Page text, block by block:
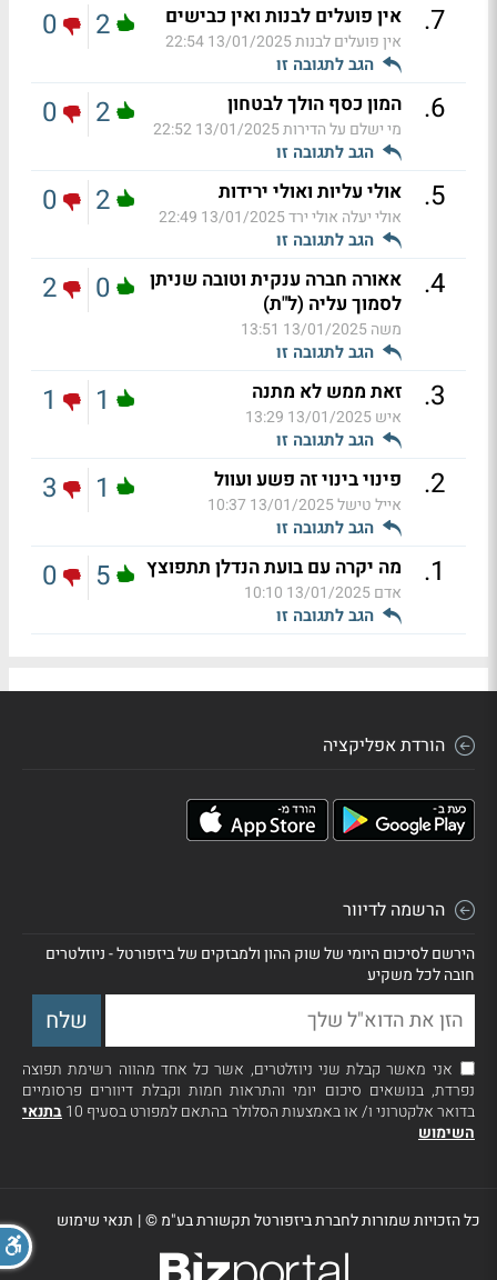
7
. אין פועלים לבנות ואין כבישים
אין פועלים לבנות13/01/2025 22:54
הגב לתגובה זו
2
0
6
. המון כסף הולך לבטחון
מי ישלם על הדירות13/01/2025 22:52
הגב לתגובה זו
2
0
5
. אולי עליות ואולי ירידות
אולי יעלה אולי ירד13/01/2025 22:49
הגב לתגובה זו
2
0
4
.
אאורה חברה ענקית וטובה שניתן
לסמוך עליה (ל"ת)
משה13/01/2025 13:51
הגב לתגובה זו
0
2
3
. זאת ממש לא מתנה
איש13/01/2025 13:29
הגב לתגובה זו
1
1
2
. פינוי בינוי זה פשע ועוול
אייל טישל13/01/2025 10:37
הגב לתגובה זו
1
3
1
. מה יקרה עם בועת הנדלן תתפוצץ
אדם13/01/2025 10:10
הגב לתגובה זו
5
0
הורדת אפליקציה
הרשמה לדיוור
הירשם לסיכום היומי של שוק ההון ולמבזקים של ביזפורטל - ניוזלטרים
חובה לכל משקיע
אני מאשר קבלת שני ניוזלטרים, אשר כל אחד מהווה רשימת תפוצה
נפרדת, בנושאים סיכום יומי והתראות חמות וקבלת דיוורים פרסומיים
בדואר אלקטרוני ו/ או באמצעות הסלולר בהתאם למפורט בסעיף 10
בתנאי
השימוש
כל הזכויות שמורות לחברת ביזפורטל תקשורת בע"מ ©| תנאי שימוש